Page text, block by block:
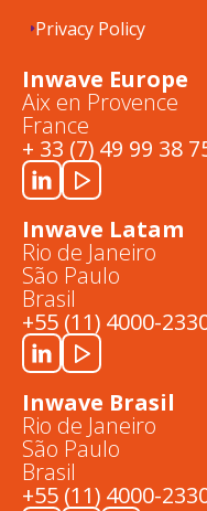
Privacy Policy
Inwave Europe
Aix en Provence
France
+ 33 (7) 49 99 38
Inwave Latam
Rio de Janeiro
São Paulo
Brasil
+55 (11) 4000-
Inwave Brasil
Rio de Janeiro
São Paulo
Brasil
+55 (11) 4000-